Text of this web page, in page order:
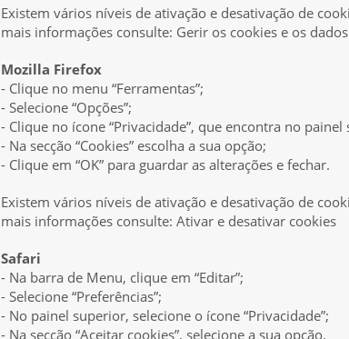
Existem vários níveis de ativação e desativação de
mais informações consulte: Gerir os cookies e os
Mozilla Firefox
- Clique no menu “Ferramentas”;
- Selecione “Opções”;
- Clique no ícone “Privacidade”, que encontra no painel
- Na secção “Cookies” escolha a sua opção;
- Clique em “OK” para guardar as alterações e fechar.
Existem vários níveis de ativação e desativação de
mais informações consulte: Ativar e desativar cookies
Safari
- Na barra de Menu, clique em “Editar”;
- Selecione “Preferências”;
- No painel superior, selecione o ícone “Privacidade”;
- Na secção “Aceitar cookies”, selecione a sua opção.